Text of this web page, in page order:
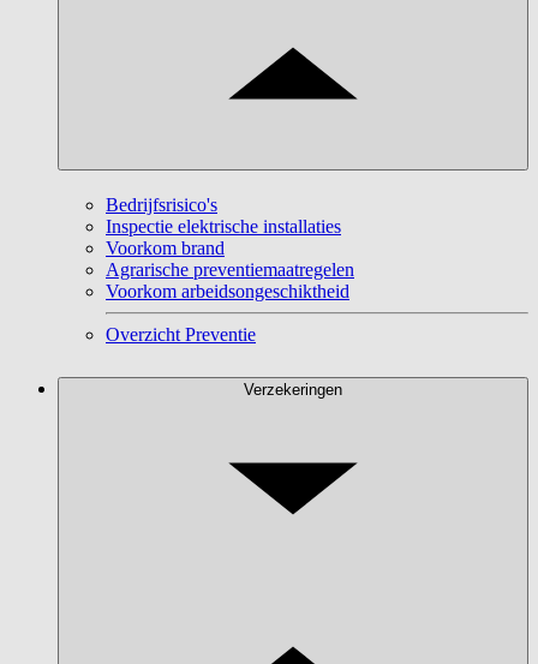
Bedrijfsrisico's
Inspectie elektrische installaties
Voorkom brand
Agrarische preventiemaatregelen
Voorkom arbeidsongeschiktheid
Overzicht Preventie
Verzekeringen